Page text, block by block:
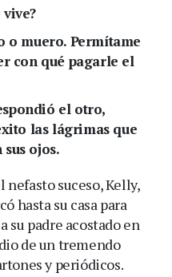
o muero. Permítame
con qué pagarle el
el otro,
las lágrimas que
ojos.
nefasto suceso, Kelly,
hasta su casa para
su padre acostado en
de un tremendo
y periódicos.